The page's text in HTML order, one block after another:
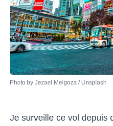
Photo by Jezael Melgoza / Unsplash
Je surveille ce vol depuis